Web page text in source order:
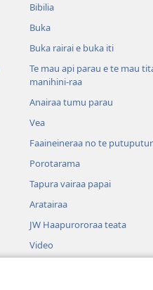
Bibilia
Buka
Buka rairai e buka iti
Te mau api parau e te mau
manihini-raa
Anairaa tumu parau
Vea
Faaineineraa no te
Porotarama
Tapura vairaa papai
Aratairaa
JW Haapurororaa teata
Video